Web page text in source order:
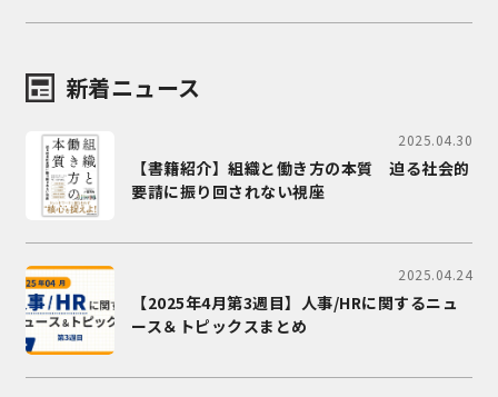
新着ニュース
2025.04.30
【書籍紹介】組織と働き方の本質 迫る社会的
要請に振り回されない視座
2025.04.24
【2025年4月第3週目】人事/HRに関するニュ
ース＆トピックスまとめ